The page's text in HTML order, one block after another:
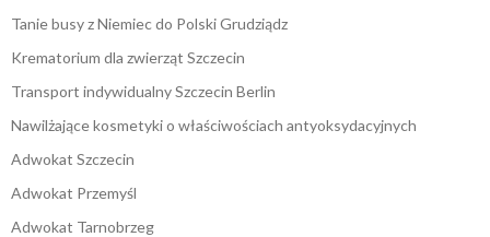
Tanie busy z Niemiec do Polski Grudziądz
Krematorium dla zwierząt Szczecin
Transport indywidualny Szczecin Berlin
Nawilżające kosmetyki o właściwościach antyoksydacyjnych
Adwokat Szczecin
Adwokat Przemyśl
Adwokat Tarnobrzeg